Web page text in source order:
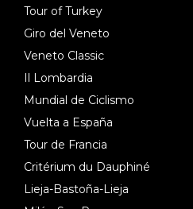
Tour of Turkey
Giro del Veneto
Veneto Classic
Il Lombardia
Mundial de Ciclismo
Vuelta a España
Tour de Francia
Critérium du Dauphiné
Lieja-Bastoña-Lieja